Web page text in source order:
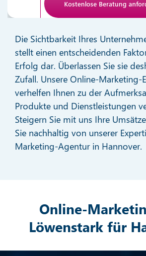
Hier klicken
Friendly
Die Sichtbarkeit Ihres
stellt einen entscheidenden
Erfolg dar. Überlassen Sie sie
Zufall. Unsere Online-Marketing-
verhelfen Ihnen zu der
Produkte und Dienstleistungen
Steigern Sie mit uns Ihre
Sie nachhaltig von unserer
Marketing-Agentur in Hannover.
Online-
Löwenstark für